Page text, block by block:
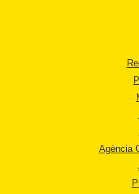
Agència